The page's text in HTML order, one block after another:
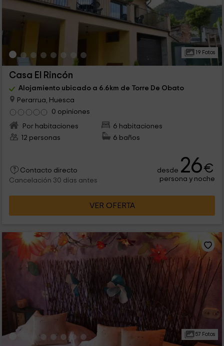
19 Fotos
Casa El Rincón
Alojamiento ubicado a 6.6km de Torre De Obato
Perarrua, Huesca
0 opiniones
Por habitaciones
6 habitaciones
12 personas
6 baños
Contacto directo
Cancelación 30 días antes
desde 26€
persona y noche
VER OFERTA
57 Fotos